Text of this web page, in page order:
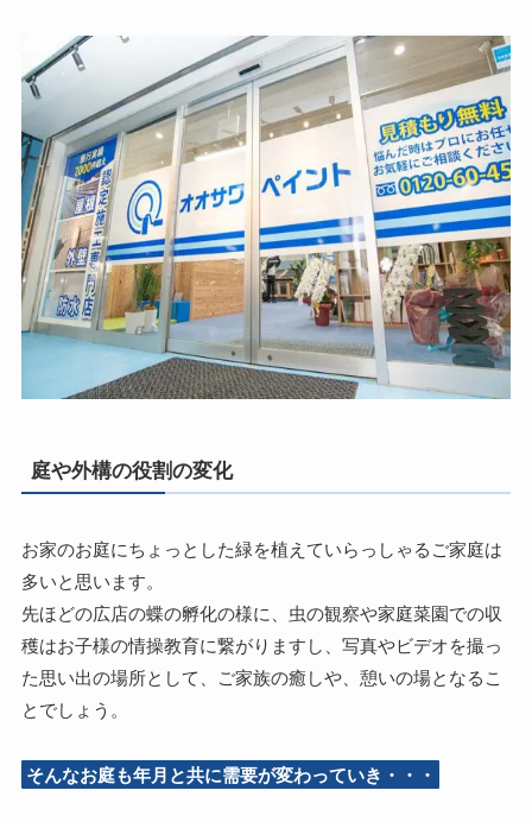
庭や外構の役割の変化
お家のお庭にちょっとした緑を植えていらっしゃるご家庭は
多いと思います。
先ほどの広店の蝶の孵化の様に、虫の観察や家庭菜園での収
穫はお子様の情操教育に繋がりますし、写真やビデオを撮っ
た思い出の場所として、ご家族の癒しや、憩いの場となるこ
とでしょう。
そんなお庭も年月と共に需要が変わっていき・・・